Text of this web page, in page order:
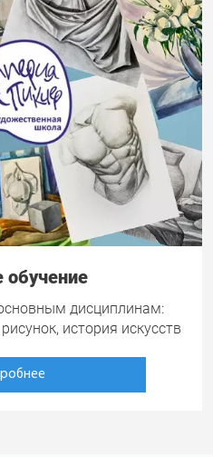
обучение
дисциплинам:
история искусств